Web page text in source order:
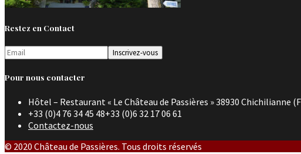
Restez en Contact
Pour nous contacter
Hôtel – Restaurant « Le Château de Passières » 38930 Chichilianne
+33 (0)4 76 34 45 48+33 (0)6 32 17 06 61
Contactez-nous
© 2020 Château de Passières. Tous droits réservés